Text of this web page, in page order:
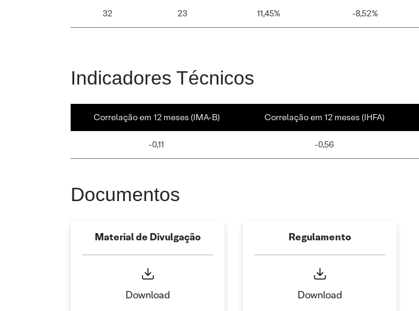
32 23 11,45% -8,52%
Indicadores Técnicos
Correlação em 12 meses (IMA-B) Correlação em 12 meses (IHFA)
-0,11 -0,56
Documentos
Material de Divulgação
Download
Regulamento
Download